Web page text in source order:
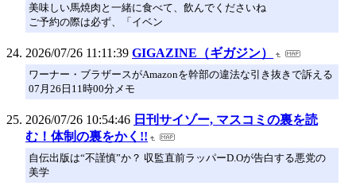
美味しい馬焼肉と一緒に食べて、飲んでくださいね
ご予約の際は必ず、「イベン
2026/07/26 11:11:39 GIGAZINE（ギガジン）
ワーナー・ブラザースがAmazonを幹部の違法な引き抜きで訴える
07月26日11時00分メモ
2026/07/26 10:54:46 日刊サイゾー, マスコミの裏を読
む！体制の裏をかく!!
自伝出版は“不謹慎”か？ 収監直前ラッパーD.Oが告白する悪党の
美学